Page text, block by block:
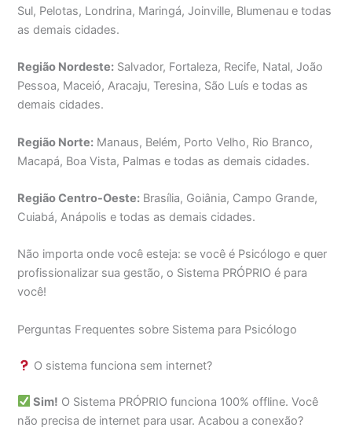
Sul, Pelotas, Londrina, Maringá, Joinville, Blumenau e todas
as demais cidades.
Região Nordeste: Salvador, Fortaleza, Recife, Natal, João
Pessoa, Maceió, Aracaju, Teresina, São Luís e todas as
demais cidades.
Região Norte: Manaus, Belém, Porto Velho, Rio Branco,
Macapá, Boa Vista, Palmas e todas as demais cidades.
Região Centro-Oeste: Brasília, Goiânia, Campo Grande,
Cuiabá, Anápolis e todas as demais cidades.
Não importa onde você esteja: se você é Psicólogo e quer
profissionalizar sua gestão, o Sistema PRÓPRIO é para
você!
Perguntas Frequentes sobre Sistema para Psicólogo
O sistema funciona sem internet?
Sim! O Sistema PRÓPRIO funciona 100% offline. Você
não precisa de internet para usar. Acabou a conexão?